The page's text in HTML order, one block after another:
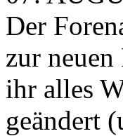
Der
zur
ihr alles
geändert